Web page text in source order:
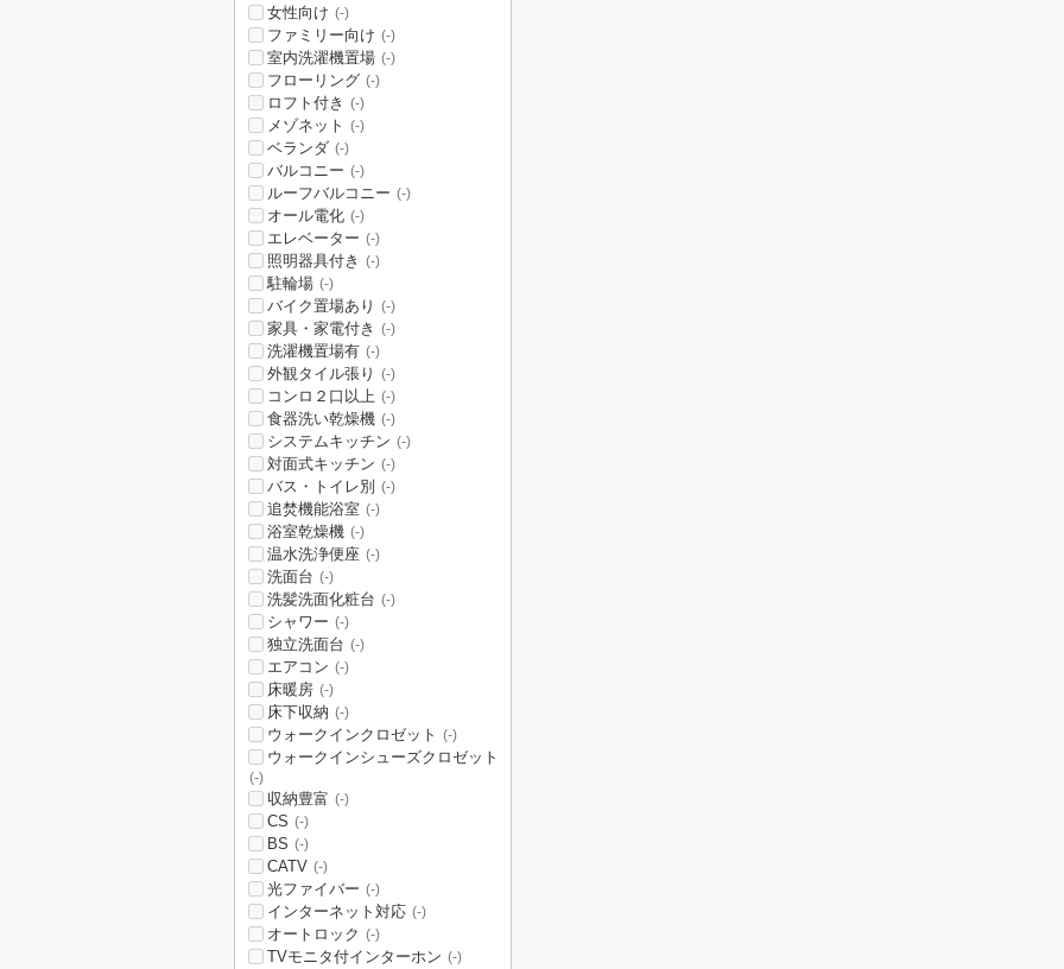
女性向け (-)
ファミリー向け (-)
室内洗濯機置場 (-)
フローリング (-)
ロフト付き (-)
メゾネット (-)
ベランダ (-)
バルコニー (-)
ルーフバルコニー (-)
オール電化 (-)
エレベーター (-)
照明器具付き (-)
駐輪場 (-)
バイク置場あり (-)
家具・家電付き (-)
洗濯機置場有 (-)
外観タイル張り (-)
コンロ２口以上 (-)
食器洗い乾燥機 (-)
システムキッチン (-)
対面式キッチン (-)
バス・トイレ別 (-)
追焚機能浴室 (-)
浴室乾燥機 (-)
温水洗浄便座 (-)
洗面台 (-)
洗髪洗面化粧台 (-)
シャワー (-)
独立洗面台 (-)
エアコン (-)
床暖房 (-)
床下収納 (-)
ウォークインクロゼット (-)
ウォークインシューズクロゼット
(-)
収納豊富 (-)
CS (-)
BS (-)
CATV (-)
光ファイバー (-)
インターネット対応 (-)
オートロック (-)
TVモニタ付インターホン (-)